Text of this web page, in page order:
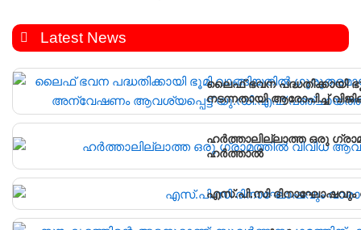
Latest News
ലൈഫ് ഭവന പദ്ധതിക്കായി
നടന്നതായി ആരോപിച്ച്
പഞ്ചായത്ത് ഓഫീസിലേക്ക്
ഹർത്താലില്ലാത്ത ഒരു
ഹർത്താൽ
എസ്.പി.സി ദിനാഘോഷവും